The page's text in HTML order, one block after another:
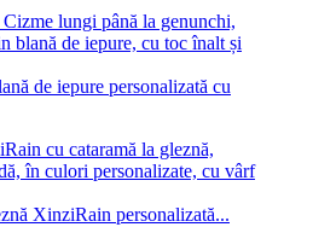
de iepure personalizată cu
XinziRain personalizată...